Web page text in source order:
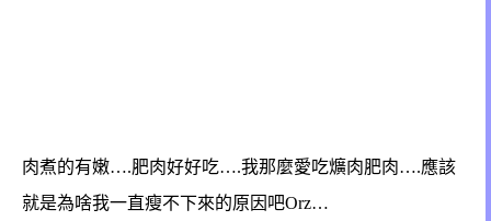
肉煮的有嫩….肥肉好好吃….我那麼愛吃爌肉肥肉….應該
就是為啥我一直瘦不下來的原因吧Orz…